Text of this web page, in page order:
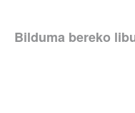
Bilduma bereko